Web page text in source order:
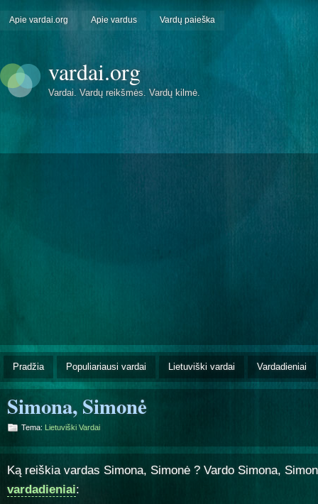
Apie vardai.org Apie vardus Vardų paieška
vardai.org
Vardai. Vardų reikšmės. Vardų kilmė.
Pradžia Populiariausi vardai Lietuviški vardai Vardadieniai
Simona, Simonė
Tema: Lietuviški Vardai
Ką reiškia vardas Simona, Simonė ? Vardo Simona,
vardadieniai: